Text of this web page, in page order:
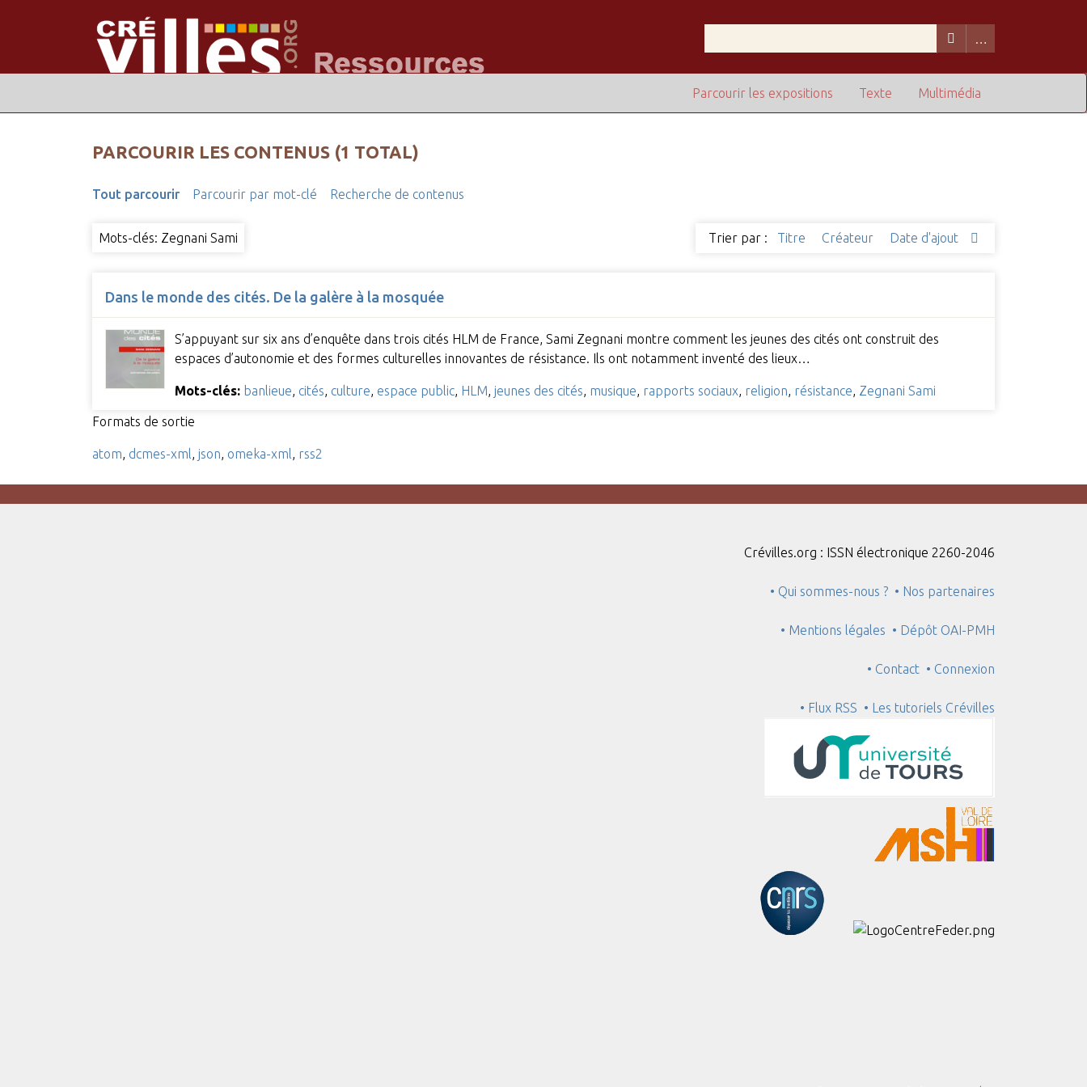
Multimédia
Texte
Parcourir les expositions
PARCOURIR LES CONTENUS (1 TOTAL)
Tout parcourir Parcourir par mot-clé Recherche de contenus
Mots-clés: Zegnani Sami Trier par : Titre Créateur Date d'ajout
Dans le monde des cités. De la galère à la mosquée
S’appuyant sur six ans d’enquête dans trois cités HLM de France, Sami Zegnani montre comment les jeunes des cités ont construit des
espaces d’autonomie et des formes culturelles innovantes de résistance. Ils ont notamment inventé des lieux…
Mots-clés: banlieue cités culture espace public, HLM jeunes des cités musique rapports sociaux religion résistance Zegnani Sami
Formats de sortie
atom dcmes-xml json omeka-xml rss2
Crévilles.org : ISSN électronique 2260-2046
• Qui sommes-nous ? • Nos partenaires
• Mentions légales • Dépôt OAI-PMH
• Contact • Connexion
• Flux RSS • Les tutoriels Crévilles